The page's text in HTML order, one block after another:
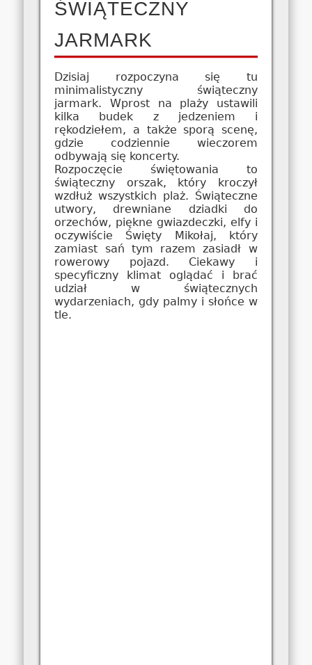
ŚWIĄTECZNY
JARMARK
Dzisiaj rozpoczyna się tu
minimalistyczny świąteczny
jarmark. Wprost na plaży ustawili
kilka budek z jedzeniem i
rękodziełem, a także sporą scenę,
gdzie codziennie wieczorem
odbywają się koncerty.
Rozpoczęcie świętowania to
świąteczny orszak, który kroczył
wzdłuż wszystkich plaż. Świąteczne
utwory, drewniane dziadki do
orzechów, piękne gwiazdeczki, elfy i
oczywiście Święty Mikołaj, który
zamiast sań tym razem zasiadł w
rowerowy pojazd. Ciekawy i
specyficzny klimat oglądać i brać
udział w świątecznych
wydarzeniach, gdy palmy i słońce w
tle.